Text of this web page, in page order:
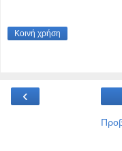
Κοινή χρήση
‹